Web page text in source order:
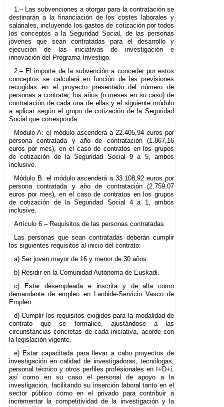
1.– Las subvenciones a otorgar para la contratación se
destinarán a la financiación de los costes laborales y
salariales, incluyendo los gastos de cotización por todos
los conceptos a la Seguridad Social, de las personas
jóvenes que sean contratadas para el desarrollo y
ejecución de las iniciativas de investigación e
innovación del Programa Investigo.
2.– El importe de la subvención a conceder por estos
conceptos se calculará en función de las previsiones
recogidas en el proyecto presentado del número de
personas a contratar, los años (o meses en su caso) de
contratación de cada una de ellas y el siguiente módulo
a aplicar según el grupo de cotización de la Seguridad
Social que corresponda:
Modulo A: el módulo ascenderá a 22.405,94 euros por
persona contratada y año de contratación (1.867,16
euros por mes), en el caso de contratos en los grupos
de cotización de la Seguridad Social 9 a 5, ambos
inclusive.
Módulo B: el módulo ascenderá a 33.108,92 euros por
persona contratada y año de contratación (2.759,07
euros por mes), en el caso de contratos en los grupos
de cotización de la Seguridad Social 4 a 1, ambos
inclusive.
Artículo 6.– Requisitos de las personas contratadas.
Las personas que sean contratadas deberán cumplir
los siguientes requisitos al inicio del contrato:
a) Ser joven mayor de 16 y menor de 30 años.
b) Residir en la Comunidad Autónoma de Euskadi.
c) Estar desempleada e inscrita y de alta como
demandante de empleo en Lanbide-Servicio Vasco de
Empleo.
d) Cumplir los requisitos exigidos para la modalidad de
contrato que se formalice, ajustándose a las
circunstancias concretas de cada iniciativa, acorde con
la legislación vigente.
e) Estar capacitada para llevar a cabo proyectos de
investigación en calidad de investigadoras, tecnólogas,
personal técnico y otros perfiles profesionales en I+D+i,
así como en su caso el personal de apoyo a la
investigación, facilitando su inserción laboral tanto en el
sector público como en el privado para contribuir a
incrementar la competitividad de la investigación y la